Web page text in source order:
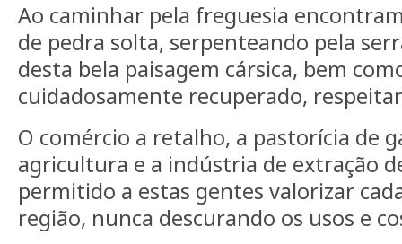
Ao caminhar pela freguesia
de pedra solta, serpenteando pela
desta bela paisagem cársica, bem
cuidadosamente recuperado,
O comércio a retalho, a pastorícia de
agricultura e a indústria de extração
permitido a estas gentes valorizar
região, nunca descurando os usos e